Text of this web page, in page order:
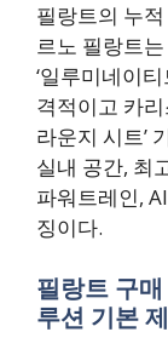
필랑트의 누
르노 필랑트
‘일루미네이
격적이고 카
라운지 시트’
실내 공간, 최
파워트레인,
징이다.
필랑트 구
루션 기본